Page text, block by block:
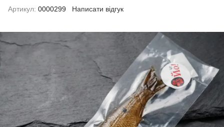
Артикул: 0000299 Написати відгук